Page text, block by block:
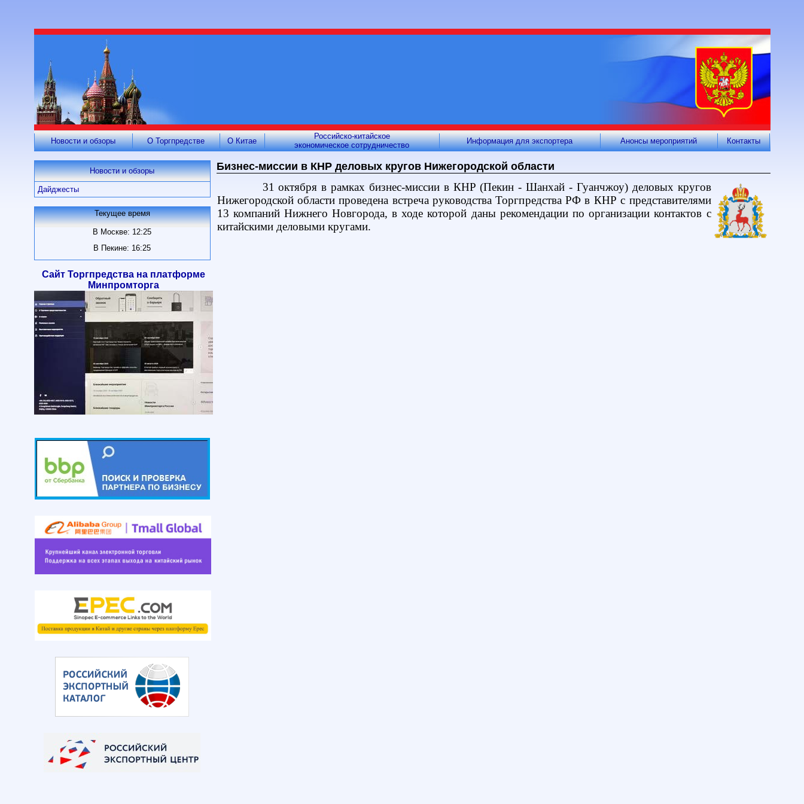
Новости и обзоры О Торгпредстве О Китае
Российско-китайское
экономическое сотрудничество
Информация для экспортера Анонсы мероприятий Контакты
Новости и обзоры
Дайджесты
Текущее время
В Москве: 12:25
В Пекине: 16:25
Сайт Торгпредства на платформе
Минпромторга
Бизнес-миссии в КНР деловых кругов Нижегородской области
31 октября в рамках бизнес-миссии в КНР (Пекин - Шанхай -Гуанчжоу) деловых кругов
Нижегородской области проведена встреча руководства Торгпредства РФ в КНР с представителями
13 компаний Нижнего Новгорода, в ходе которой даны рекомендации по организации контактов с
китайскими деловыми кругами.